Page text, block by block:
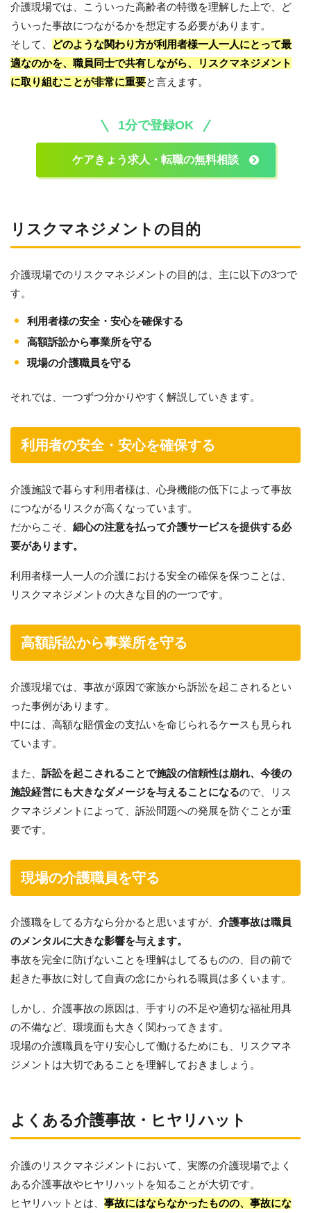
介護現場では、こういった高齢者の特徴を理解した上で、ど
ういった事故につながるかを想定する必要があります。
そして、
どのような関わり方が利用者様一人一人にとって最
適なのかを、職員同士で共有しながら、リスクマネジメント
に取り組むことが非常に重要と言えます。
1分で登録OK
ケアきょう求人・転職の無料相談
リスクマネジメントの目的
介護現場でのリスクマネジメントの目的は、主に以下の3つで
す。
利用者様の安全・安心を確保する
高額訴訟から事業所を守る
現場の介護職員を守る
それでは、一つずつ分かりやすく解説していきます。
利用者の安全・安心を確保する
介護施設で暮らす利用者様は、心身機能の低下によって事故
につながるリスクが高くなっています。
だからこそ、 細心の注意を払って介護サービスを提供する必
要があります。
利用者様一人一人の介護における安全の確保を保つことは、
リスクマネジメントの大きな目的の一つです。
高額訴訟から事業所を守る
介護現場では、事故が原因で家族から訴訟を起こされるとい
った事例があります。
中には、高額な賠償金の支払いを命じられるケースも見られ
ています。
また、 訴訟を起こされることで施設の信頼性は崩れ、今後の
施設経営にも大きなダメージを与えることになるので、リス
クマネジメントによって、訴訟問題への発展を防ぐことが重
要です。
現場の介護職員を守る
介護職をしてる方なら分かると思いますが、 介護事故は職員
のメンタルに大きな影響を与えます。
事故を完全に防げないことを理解はしてるものの、目の前で
起きた事故に対して自責の念にかられる職員は多くいます。
しかし、介護事故の原因は、手すりの不足や適切な福祉用具
の不備など、環境面も大きく関わってきます。
現場の介護職員を守り安心して働けるためにも、リスクマネ
ジメントは大切であることを理解しておきましょう。
よくある介護事故・ヒヤリハット
介護のリスクマネジメントにおいて、実際の介護現場でよく
ある介護事故やヒヤリハットを知ることが大切です。
ヒヤリハットとは、 事故にはならなかったものの、事故にな